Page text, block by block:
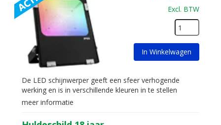
Excl. BTW
In Winkelwagen
De LED schijnwerper geeft een sfeer verhogende
werking en is in verschillende kleuren in te stellen
meer informatie